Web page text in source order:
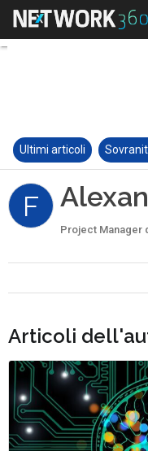
Ultimi articoli
F
Project Manager
Articoli